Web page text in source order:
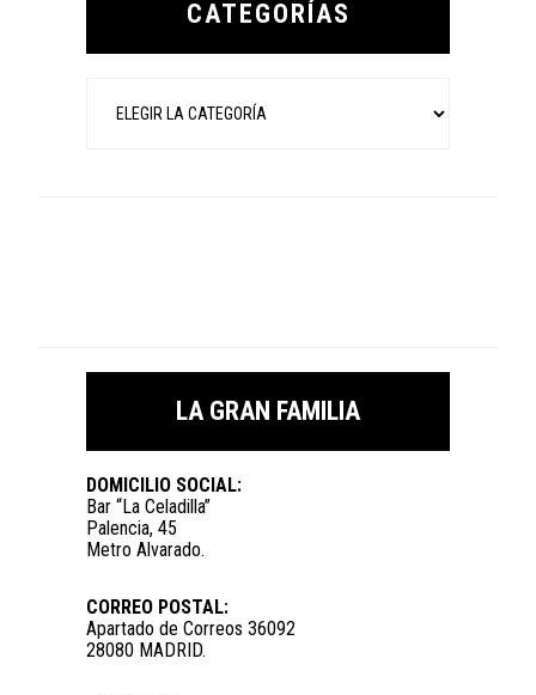
CATEGORÍAS
LA GRAN FAMILIA
DOMICILIO SOCIAL:
Bar “La Celadilla”
Palencia, 45
Metro Alvarado.
CORREO POSTAL:
Apartado de Correos 36092
28080 MADRID.